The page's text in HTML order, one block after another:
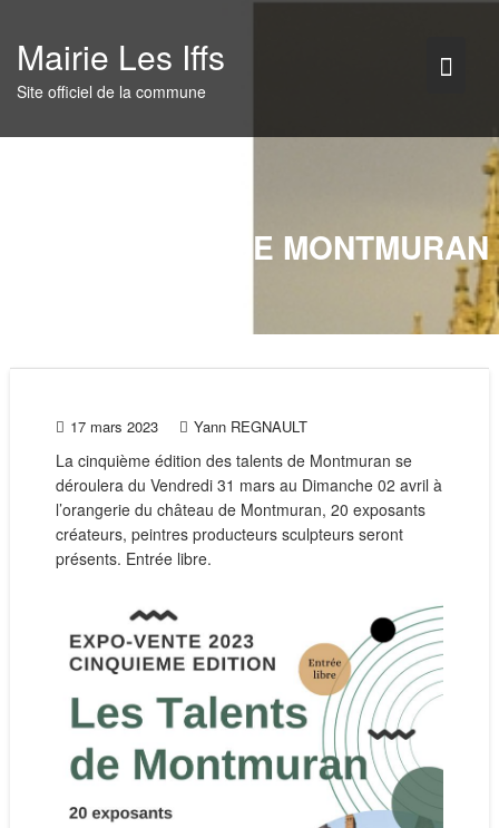
content
Mairie Les Iffs
Site officiel de la commune
LES TALENTS DE MONTMURAN
17 mars 2023 Yann REGNAULT
La cinquième édition des talents de Montmuran se
déroulera du Vendredi 31 mars au Dimanche 02 avril à
l’orangerie du château de Montmuran, 20 exposants
créateurs, peintres producteurs sculpteurs seront
présents. Entrée libre.